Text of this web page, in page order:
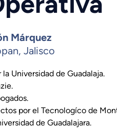
Márquez
Jalisco
Universidad de Guadalaja.
por el Tecnologíco de
de Guadalajara.